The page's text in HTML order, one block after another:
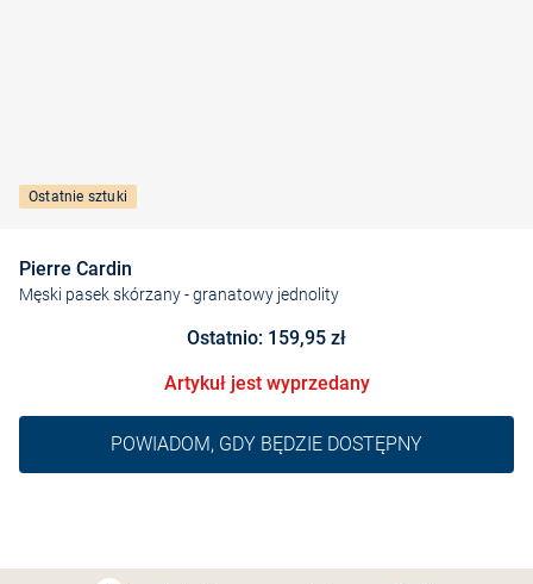
Ostatnie sztuki
Pierre Cardin
Męski pasek skórzany- granatowy jednolity
Ostatnio: 159,95 zł
Artykuł jest wyprzedany
POWIADOM, GDY BĘDZIE DOSTĘPNY